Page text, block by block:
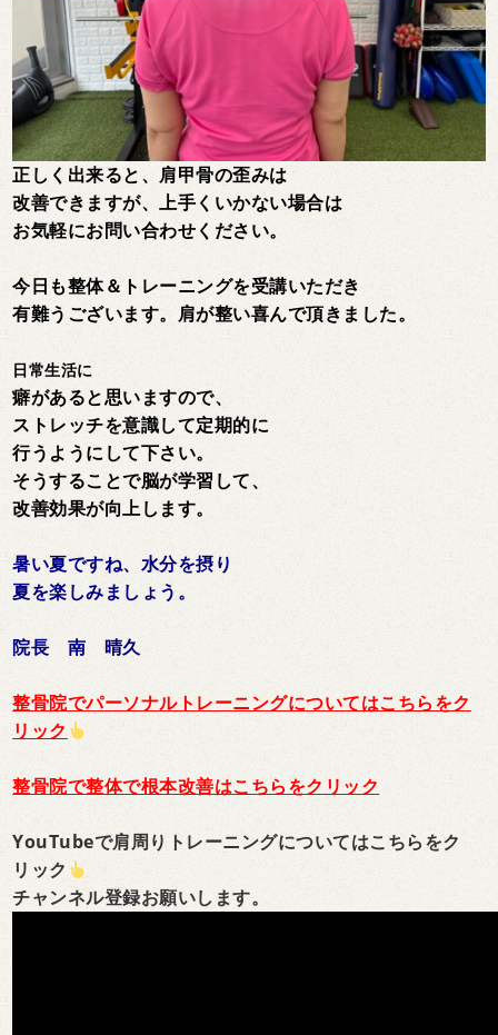
正しく出来ると、肩甲骨の歪みは
改善できますが、上手くいかない場合は
お気軽にお問い合わせください。
今日も整体＆トレーニングを受講いただき
有難うございます。肩が整い喜んで頂きました。
日常生活に
癖があると思いますので、
ストレッチを意識して定期的に
行うようにして下さい。
そうすることで脳が学習して、
改善効果が向上します。
暑い夏ですね、水分を摂り
夏を楽しみましょう。
院長 南 晴久
整骨院でパーソナルトレーニングについてはこちらをク
リック
整骨院で整体で根本改善はこちらをクリック
YouTubeで肩周りトレーニングについてはこちらをク
リック
チャンネル登録お願いします。